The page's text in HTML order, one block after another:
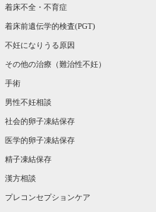
着床不全・不育症
着床前遺伝学的検査(PGT)
不妊になりうる原因
その他の治療（難治性不妊）
手術
男性不妊相談
社会的卵子凍結保存
医学的卵子凍結保存
精子凍結保存
漢方相談­
プレコンセプションケア